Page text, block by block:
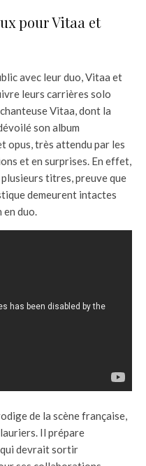
pour Vitaa et
avec leur duo, Vitaa et
leurs carrières solo
Vitaa, dont la
son album
opus, très attendu par les
et en surprises. En effet,
titres, preuve que
demeurent intactes
duo.
de la scène française,
Il prépare
qui devrait sortir